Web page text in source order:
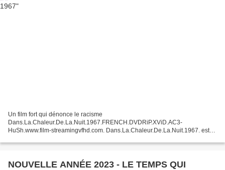
Un film fort qui dénonce le racisme
Dans.La.Chaleur.De.La.Nuit.1967.FRENCH.DVDRiP.XViD.AC3-
HuSh.www.film-streamingvfhd.com. Dans.La.Chaleur.De.La.Nuit.1967. est
Ressortie le 09 Mai...
NOUVELLE ANNÉE 2023 - LE TEMPS QUI